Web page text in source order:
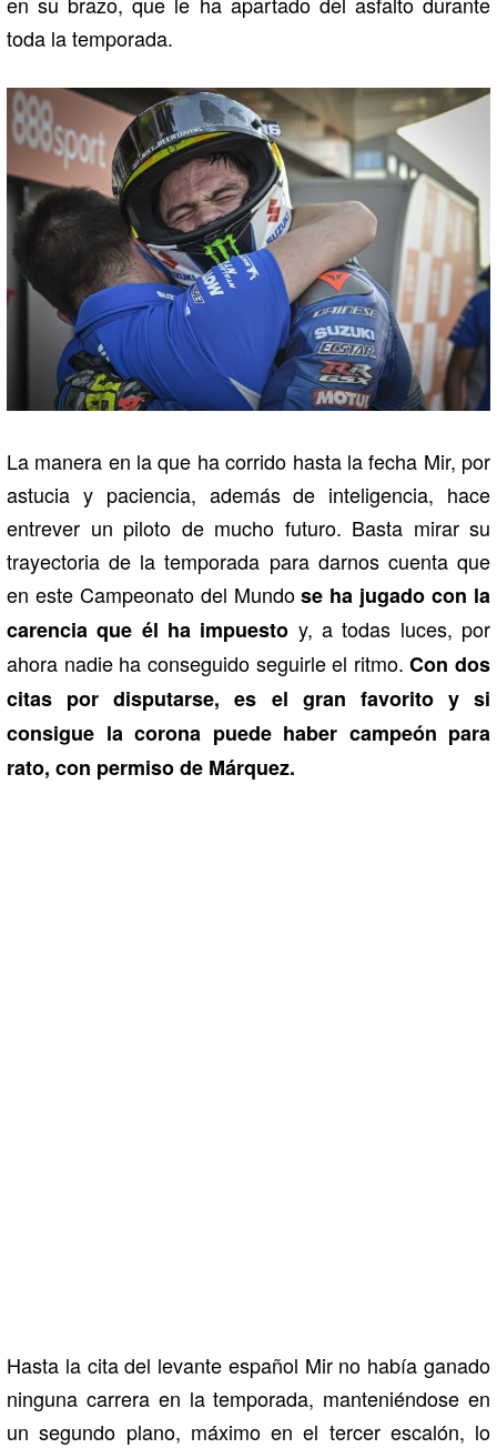
toda la temporada.
La manera en la que ha corrido hasta la fecha Mir, por
astucia y paciencia, además de inteligencia, hace
entrever un piloto de mucho futuro. Basta mirar su
trayectoria de la temporada para darnos cuenta que
en este Campeonato del Mundose ha jugado con la
carencia que él ha impuesto y, a todas luces, por
ahora nadie ha conseguido seguirle el ritmo.Con dos
citas por disputarse, es el gran favorito y si
consigue la corona puede haber campeón para
rato, con permiso de Márquez.
Hasta la cita del levante español Mir no había ganado
ninguna carrera en la temporada, manteniéndose en
un segundo plano, máximo en el tercer escalón, lo